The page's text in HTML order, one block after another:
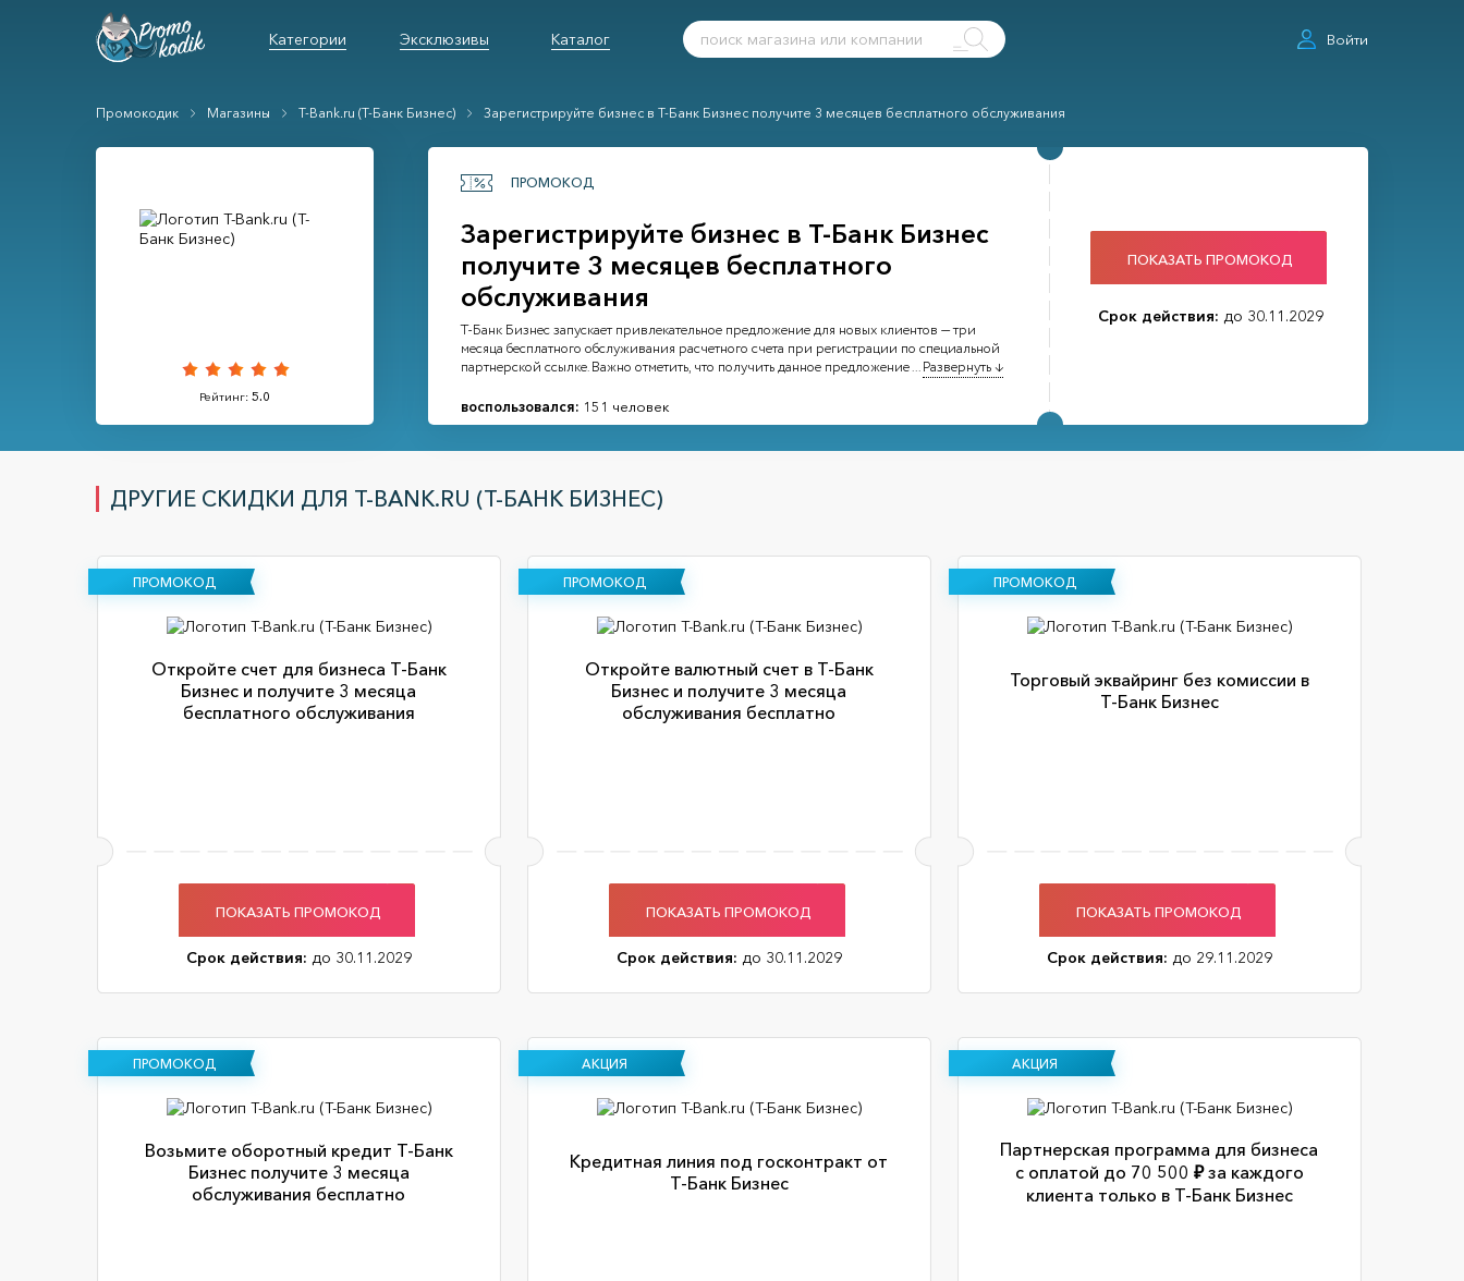
Категории Эксклюзивы Каталог Войти
Промокодик Магазины T-Bank.ru (Т-Банк Бизнес) Зарегистрируйте бизнес в Т-Банк Бизнес получите 3 месяцев бесплатного обслуживания
Рейтинг: 5.0
ПРОМОКОД
Зарегистрируйте бизнес в Т-Банк Бизнес
получите 3 месяцев бесплатного
обслуживания
Т-Банк Бизнес запускает привлекательное предложение для новых клиентов — три
месяца бесплатного обслуживания расчетного счета при регистрации по специальной
партнерской ссылке. Важно отметить, что получить данное предложение...Развернуть ↓
воспользовался: 151 человек
ПОКАЗАТЬ ПРОМОКОД
Срок действия: до 30.11.2029
ДРУГИЕ СКИДКИ ДЛЯ T-BANK.RU (Т-БАНК БИЗНЕС)
ПРОМОКОД
Откройте счет для бизнеса Т-Банк
Бизнес и получите 3 месяца
бесплатного обслуживания
ПОКАЗАТЬ ПРОМОКОД
Срок действия: до 30.11.2029
ПРОМОКОД
Откройте валютный счет в Т-Банк
Бизнес и получите 3 месяца
обслуживания бесплатно
ПОКАЗАТЬ ПРОМОКОД
Срок действия: до 30.11.2029
ПРОМОКОД
Торговый эквайринг без комиссии в
Т-Банк Бизнес
ПОКАЗАТЬ ПРОМОКОД
Срок действия: до 29.11.2029
ПРОМОКОД
Возьмите оборотный кредит Т-Банк
Бизнес получите 3 месяца
обслуживания бесплатно
АКЦИЯ
Кредитная линия под госконтракт от
Т-Банк Бизнес
АКЦИЯ
Партнерская программа для бизнеса
с оплатой до 70 500 ₽ за каждого
клиента только в Т-Банк Бизнес